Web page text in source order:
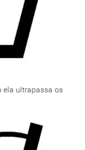
ela ultrapassa os